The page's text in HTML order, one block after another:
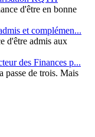
d'être en bonne
et complémen...
d'être admis aux
des Finances p...
passe de trois. Mais